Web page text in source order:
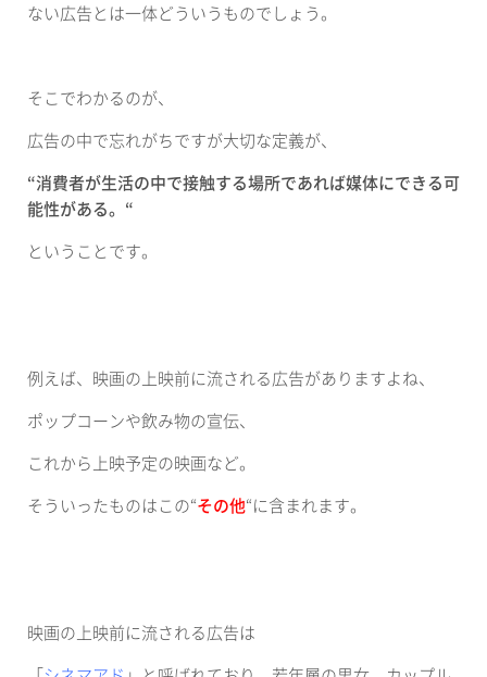
ない広告とは一体どういうものでしょう。
そこでわかるのが、
広告の中で忘れがちですが大切な定義が、
“消費者が生活の中で接触する場所であれば媒体にできる可
能性がある。 “
ということです。
例えば、映画の上映前に流される広告がありますよね、
ポップコーンや飲み物の宣伝、
これから上映予定の映画など。
そういったものはこの“その他“に含まれます。
映画の上映前に流される広告は